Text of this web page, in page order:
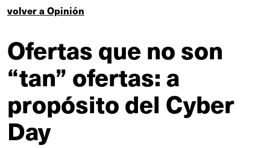
volver a Opinión
Ofertas que no son
“tan” ofertas: a
propósito del Cyber
Day